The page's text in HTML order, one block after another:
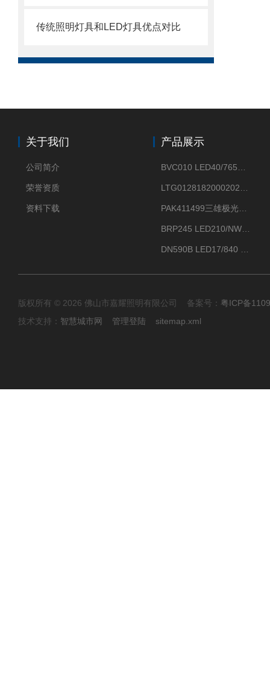
传统照明灯具和LED灯具优点对比
关于我们
公司简介
荣誉资质
资料下载
产品展示
版权所有 © 2026 佛山市嘉耀照明有限公司 备案号： 粤ICP备
技术支持： 智慧城市网 管理登陆 sitemap.xml